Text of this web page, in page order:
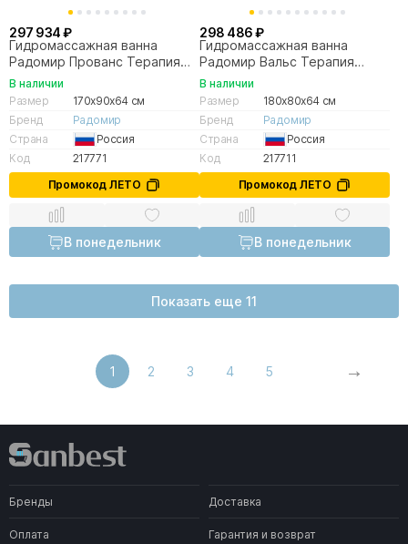
297 934 ₽
Гидромассажная ванна
Радомир Прованс Терапия
170х90 золото
В наличии
Размер
170x90x64 см
Бренд
Радомир
Страна
Россия
Код
217771
Промокод ЛЕТО
В понедельник
298 486 ₽
Гидромассажная ванна
Радомир Вальс Терапия
180х80 золото
В наличии
Размер
180x80x64 см
Бренд
Радомир
Страна
Россия
Код
217711
Промокод ЛЕТО
В понедельник
Показать еще 11
1 2 3 4 5
Бренды Доставка
Оплата Гарантия и возврат